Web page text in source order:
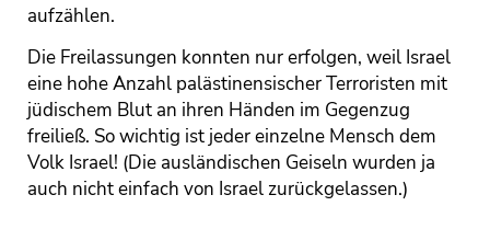
aufzählen.
Die Freilassungen konnten nur erfolgen, weil Israel
eine hohe Anzahl palästinensischer Terroristen mit
jüdischem Blut an ihren Händen im Gegenzug
freiließ. So wichtig ist jeder einzelne Mensch dem
Volk Israel! (Die ausländischen Geiseln wurden ja
auch nicht einfach von Israel zurückgelassen.)